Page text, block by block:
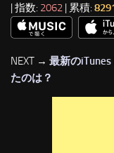
| 指数: 2062 | 累積:
NEXT → 最新の
たのは？